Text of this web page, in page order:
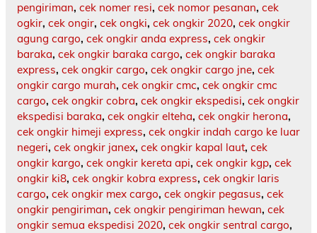
pengiriman, cek nomer resi, cek nomor pesanan, cek
ogkir, cek ongir, cek ongki, cek ongkir 2020, cek ongkir
agung cargo, cek ongkir anda express, cek ongkir
baraka, cek ongkir baraka cargo, cek ongkir baraka
express, cek ongkir cargo, cek ongkir cargo jne, cek
ongkir cargo murah, cek ongkir cmc, cek ongkir cmc
cargo, cek ongkir cobra, cek ongkir ekspedisi, cek ongkir
ekspedisi baraka, cek ongkir elteha, cek ongkir herona,
cek ongkir himeji express, cek ongkir indah cargo ke luar
negeri, cek ongkir janex, cek ongkir kapal laut, cek
ongkir kargo, cek ongkir kereta api, cek ongkir kgp, cek
ongkir ki8, cek ongkir kobra express, cek ongkir laris
cargo, cek ongkir mex cargo, cek ongkir pegasus, cek
ongkir pengiriman, cek ongkir pengiriman hewan, cek
ongkir semua ekspedisi 2020, cek ongkir sentral cargo,